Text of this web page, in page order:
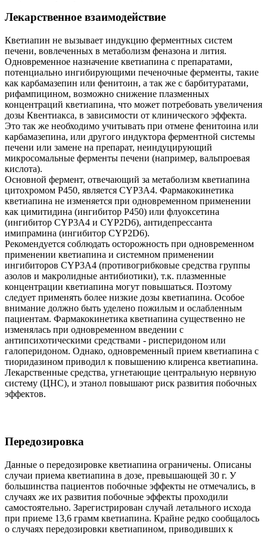
Лекарственное взаимодействие
Кветиапин не вызывает индукцию ферментных систем
печени, вовлеченных в метаболизм феназона и лития.
Одновременное назначение кветиапина с препаратами,
потенциально ингибирующими печеночные ферменты, такие
как карбамазепин или фенитоин, а так же с барбитуратами,
рифампицином, возможно снижение плазменных
концентраций кветиапина, что может потребовать увеличения
дозы Квентиакса, в зависимости от клинического эффекта.
Это так же необходимо учитывать при отмене фенитоина или
карбамазепина, или другого индуктора ферментной системы
печени или замене на препарат, неиндуцирующий
микросомальные ферменты печени (например, вальпроевая
кислота).
Основной фермент, отвечающий за метаболизм кветиапина
цитохромом Р450, является CYP3A4. Фармакокинетика
кветиапина не изменяется при одновременном применении
как цимитидина (ингибитор Р450) или флуоксетина
(ингибитор CYP3A4 и CYP2D6), антидепрессанта
имипрамина (ингибитор CYP2D6).
Рекомендуется соблюдать осторожность при одновременном
применении кветиапина и системном применении
ингибиторов CYP3A4 (противогрибковые средства группы
азолов и макролидные антибиотики), т.к. плазменные
концентрации кветиапина могут повышаться. Поэтому
следует применять более низкие дозы кветиапина. Особое
внимание должно быть уделено пожилым и ослабленным
пациентам. Фармакокинетика кветиапина существенно не
изменялась при одновременном введении с
антипсихотическими средствами - рисперидоном или
галоперидоном. Однако, одновременный прием кветиапина с
тиоридазином приводил к повышению клиренса кветиапина.
Лекарственные средства, угнетающие центральную нервную
систему (ЦНС), и этанол повышают риск развития побочных
эффектов.
Передозировка
Данные о передозировке кветиапина ограничены. Описаны
случаи приема кветиапина в дозе, превышающей 30 г. У
большинства пациентов побочные эффекты не отмечались, в
случаях же их развития побочные эффекты проходили
самостоятельно. Зарегистрирован случай летального исхода
при приеме 13,6 грамм кветиапина. Крайне редко сообщалось
о случаях передозировки кветиапином, приводивших к